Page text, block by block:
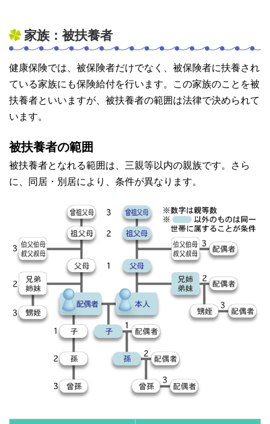
家族：被扶養者
健康保険では、被保険者だけでなく、被保険者に扶養され
ている家族にも保険給付を行います。この家族のことを被
扶養者といいますが、被扶養者の範囲は法律で決められて
います。
被扶養者の範囲
被扶養者となれる範囲は、三親等以内の親族です。さら
に、同居・別居により、条件が異なります。